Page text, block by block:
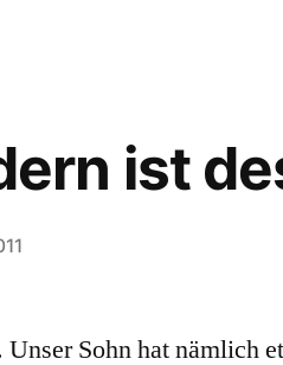
ist
Sohn hat nämlich